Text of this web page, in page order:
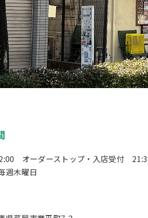
オーダーストップ・入店受付
週木曜日